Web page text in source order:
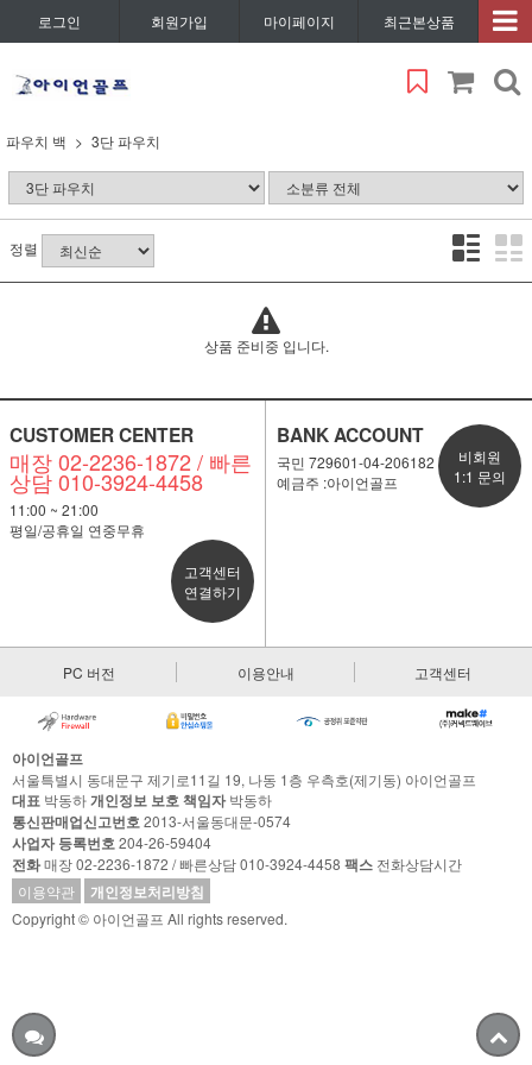
로그인 회원가입 마이페이지 최근본상품
파우치 백 3단 파우치
정렬
상품 준비중 입니다.
CUSTOMER CENTER
매장 02-2236-1872 / 빠른
상담 010-3924-4458
11:00 ~ 21:00
평일/공휴일 연중무휴
고객센터
연결하기
BANK ACCOUNT
국민 729601-04-206182
예금주 :아이언골프
비회원
1:1 문의
PC 버전 이용안내 고객센터
아이언골프
서울특별시 동대문구 제기로11길 19, 나동 1층 우측호(제기동) 아이언골프
대표 박동하개인정보 보호 책임자박동하
통신판매업신고번호2013-서울동대문-0574
사업자 등록번호204-26-59404
전화매장 02-2236-1872 / 빠른상담 010-3924-4458 팩스 전화상담시간
이용약관
개인정보처리방침
Copyright © 아이언골프 All rights reserved.